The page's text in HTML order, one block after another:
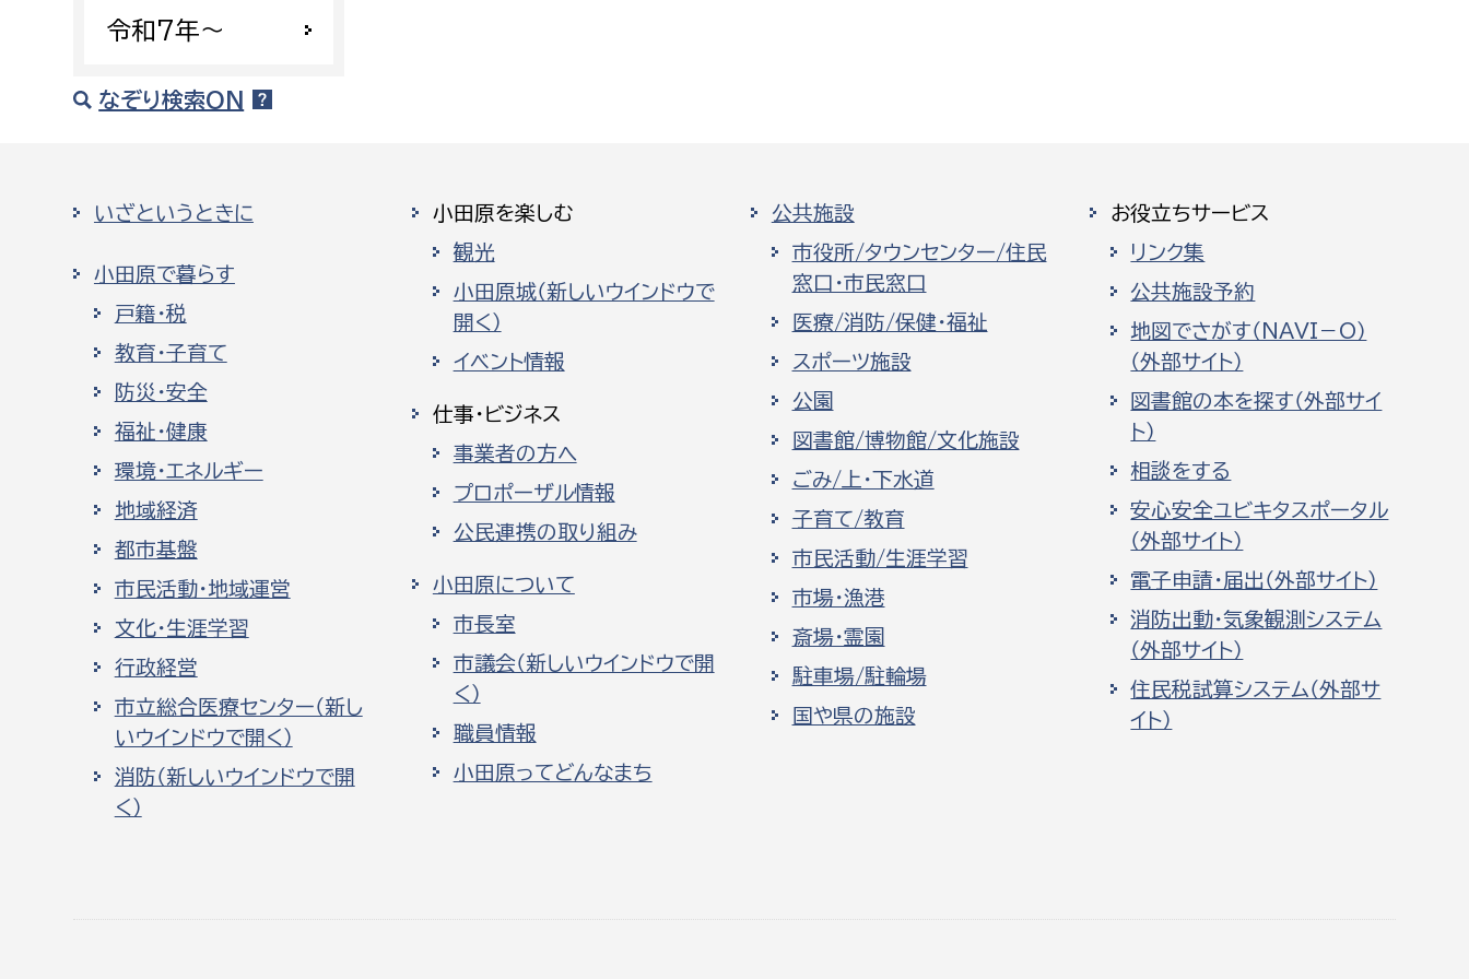
令和7年〜
なぞり検索ON
いざというときに
小田原で暮らす
戸籍・税
教育・子育て
防災・安全
福祉・健康
環境・エネルギー
地域経済
都市基盤
市民活動・地域運営
文化・生涯学習
行政経営
市立総合医療センター（新し
いウインドウで開く）
消防（新しいウインドウで開
く）
小田原を楽しむ
観光
小田原城（新しいウインドウで
開く）
イベント情報
仕事・ビジネス
事業者の方へ
プロポーザル情報
公民連携の取り組み
小田原について
市長室
市議会（新しいウインドウで開
く）
職員情報
小田原ってどんなまち
公共施設
市役所/タウンセンター/住民
窓口・市民窓口
医療/消防/保健・福祉
スポーツ施設
公園
図書館/博物館/文化施設
ごみ/上・下水道
子育て/教育
市民活動/生涯学習
市場・漁港
斎場・霊園
駐車場/駐輪場
国や県の施設
お役立ちサービス
リンク集
公共施設予約
地図でさがす（NAVI－O）
（外部サイト）
図書館の本を探す（外部サイ
ト）
相談をする
安心安全ユビキタスポータル
（外部サイト）
電子申請・届出（外部サイト）
消防出動・気象観測システム
（外部サイト）
住民税試算システム（外部サ
イト）